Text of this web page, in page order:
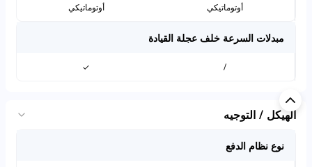
أوتوماتيكي أوتوماتيكي
مبدلات السرعة خلف عجلة القيادة
/
✓
الهيكل / التوجيه
نوع نظام الدفع